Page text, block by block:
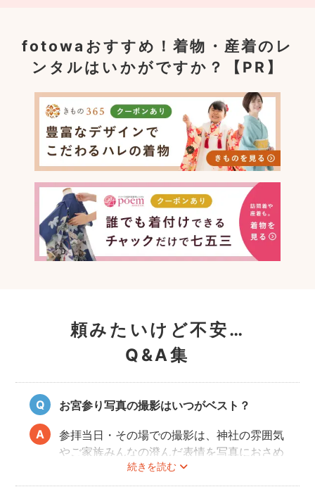
fotowaおすすめ！着物・産着のレ
ンタルはいかがですか？【PR】
頼みたいけど不安…
Q&A集
お宮参り写真の撮影はいつがベスト？
続きを読む
参拝当日・その場での撮影は、神社の雰囲気
やご家族みんなの澄んだ表情を写真におさめ
ることできオススメですが、当日は慌ただし
くて撮影はちょっと…という場合でも、出発